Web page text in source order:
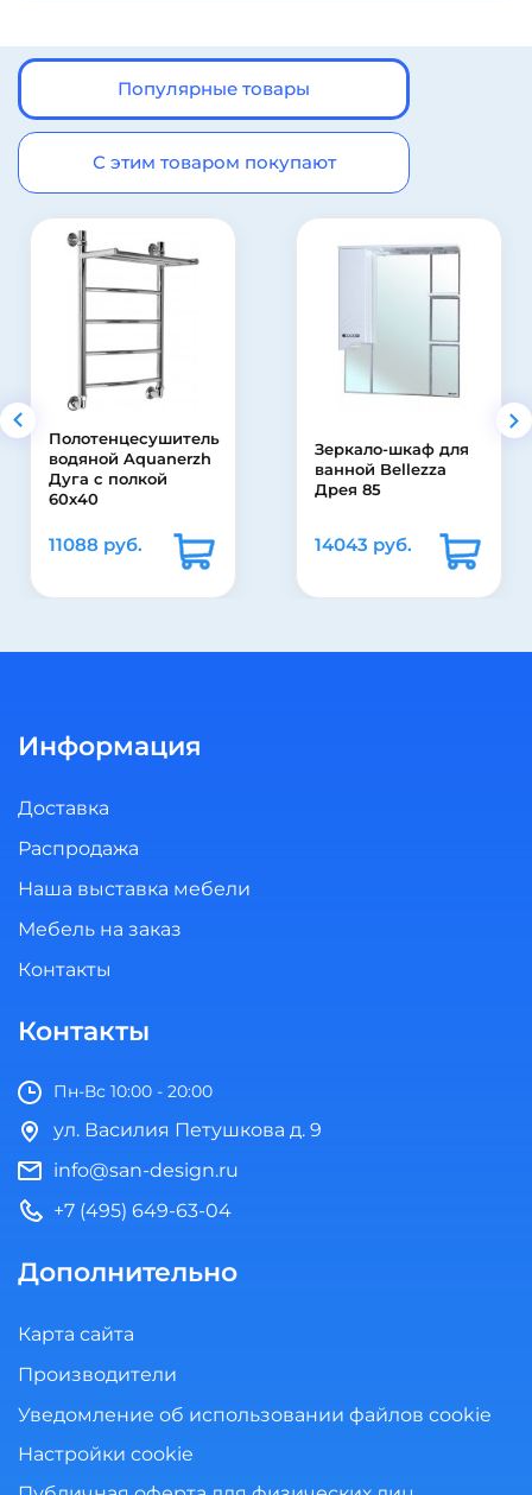
Популярные товары
С этим товаром покупают
Зеркало-шкаф для
ванной Bellezza
Дрея 85
14043 руб.
Акриловая ванна
Bas Мальта 170 см
28470 руб.
Информация
Доставка
Распродажа
Наша выставка мебели
Мебель на заказ
Контакты
Контакты
Пн-Вс 10:00 - 20:00
ул. Василия Петушкова д. 9
info@san-design.ru
+7 (495) 649-63-04
Дополнительно
Карта сайта
Производители
Уведомление об использовании файлов cookie
Настройки cookie